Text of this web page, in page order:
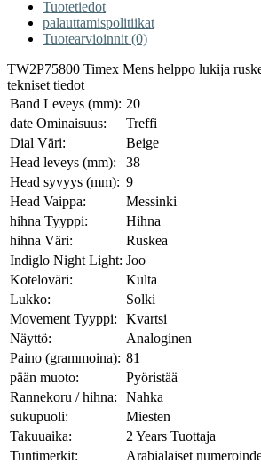
Tuotetiedot
palauttamispolitiikat
Tuotearvioinnit (0)
TW2P75800 Timex Mens helppo lukija
tekniset tiedot
Band Leveys (mm): 20
date Ominaisuus:
Treffi
Dial Väri:
Beige
Head leveys (mm):
38
Head syvyys (mm): 9
Head Vaippa:
Messinki
hihna Tyyppi:
Hihna
hihna Väri:
Ruskea
Indiglo Night Light: Joo
Koteloväri:
Kulta
Lukko:
Solki
Movement Tyyppi:
Kvartsi
Näyttö:
Analoginen
Paino (grammoina): 81
pään muoto:
Pyöristää
Rannekoru / hihna:
Nahka
sukupuoli:
Miesten
Takuuaika:
2 Years Tuottaja
Tuntimerkit:
Arabialaiset